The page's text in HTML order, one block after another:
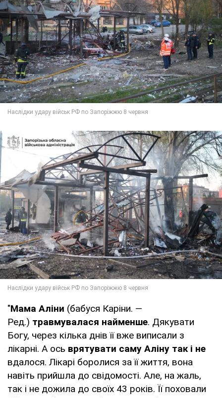
"Мама Аліни (бабуся Каріни. —
Ред.) травмувалася найменше. Дякувати
Богу, через кілька днів її вже виписали з
лікарні. А ось врятувати саму Аліну так і не
вдалося. Лікарі боролися за її життя, вона
навіть прийшла до свідомості. Але, на жаль,
так і не дожила до своїх 43 років. Її поховали